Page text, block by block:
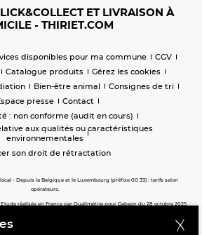
ET LIVRAISON À
- THIRIET.COM
disponibles pour ma commune
CGV
Catalogue produits
Gérez les cookies
Bien-être animal
Consignes de tri
presse
Contact
: non conforme (audit en cours)
aux qualités ou caractéristiques
environnementales
son droit de rétractation
- Depuis la Belgique et le Luxembourg (préfixe 00 33) : tarifs selon
opérateurs.
réalisée en France par Qualimétrie pour Gabaon du 28 octobre 2025
e-commerçant, Meilleure relation clients : catégorie surgelés. Étude